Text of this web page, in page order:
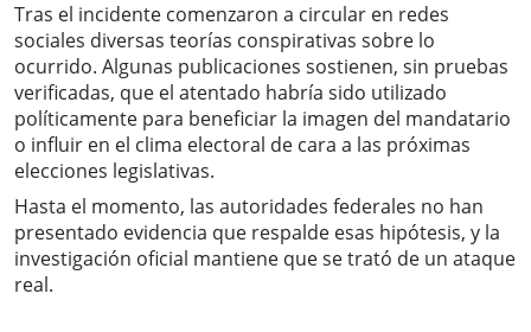
Tras el incidente comenzaron a circular en redes
sociales diversas teorías conspirativas sobre lo
ocurrido. Algunas publicaciones sostienen, sin pruebas
verificadas, que el atentado habría sido utilizado
políticamente para beneficiar la imagen del mandatario
o influir en el clima electoral de cara a las próximas
elecciones legislativas.
Hasta el momento, las autoridades federales no han
presentado evidencia que respalde esas hipótesis, y la
investigación oficial mantiene que se trató de un ataque
real.